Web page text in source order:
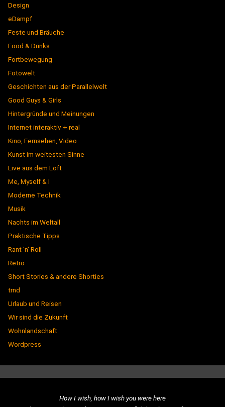
Design
eDampf
Feste und Bräuche
Food & Drinks
Fortbewegung
Fotowelt
Geschichten aus der Parallelwelt
Good Guys & Girls
Hintergründe und Meinungen
Internet interaktiv + real
Kino, Fernsehen, Video
Kunst im weitesten Sinne
Live aus dem Loft
Me, Myself & I
Moderne Technik
Musik
Nachts im Weltall
Praktische Tipps
Rant 'n' Roll
Retro
Short Stories & andere Shorties
trnd
Urlaub und Reisen
Wir sind die Zukunft
Wohnlandschaft
Wordpress
How I wish, how I wish you were here